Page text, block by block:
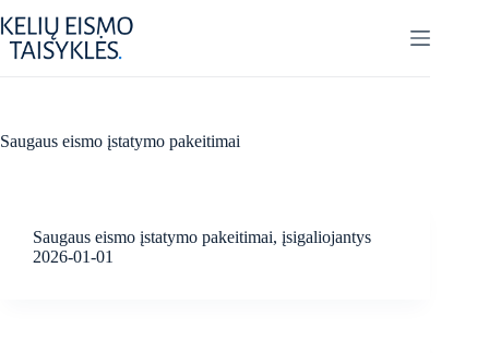
to
content
Saugaus eismo įstatymo pakeitimai
Saugaus eismo įstatymo pakeitimai, įsigaliojantys
2026-01-01